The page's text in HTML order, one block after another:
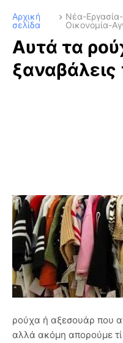
Αρχική
σελίδα
Νέα-
Οικονομία-
Αυτά τα
ξαναβάλεις
ρούχα ή αξεσουάρ που
αλλά ακόμη απορούμε